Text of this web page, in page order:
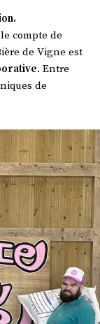
compte de
de Vigne est
. Entre
de